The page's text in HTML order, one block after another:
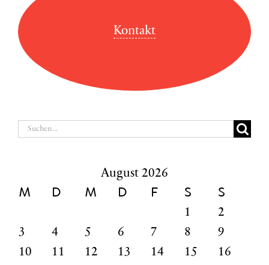
Kontakt
Suche
August 2026
M D M D F S S
1
2
3
4 5 6 7 8
9
10
11 12 13 14 15
16